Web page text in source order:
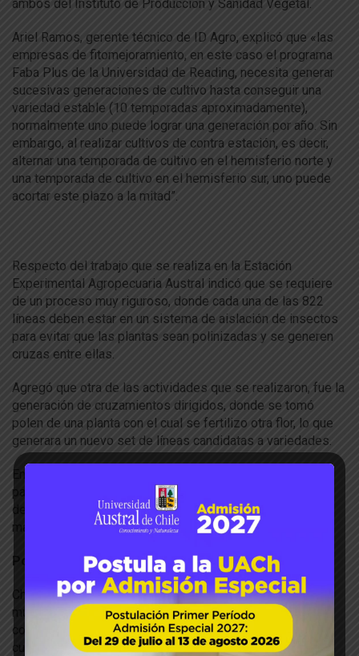
ambos del Instituto de Producción y Sanidad Vegetal.
Ariel Ramos, gerente técnico de ID Agro, explicó que «las
empresas de fitomejoramiento, en este caso el programa
Faba Plus de la Universidad de Reading, necesita generar
sucesivas generaciones de cultivo hasta conseguir una
variedad estable (10 temporadas aproximadamente),
normalmente uno puede lograr una generación por año. Sin
embargo, al realizar cultivos de contra estación, es decir,
alternar una temporada de cultivo en el hemisferio norte y
una temporada de cultivo en el hemisferio sur, uno puede
acortar este plazo a la mitad”.
Respecto del trabajo que se realiza en la Estación
Experimental Agropecuaria Austral indicó que se requiere
de un proceso muy riguroso, donde cada una de las 822
líneas deben estar en un sistema de aislación de insectos
para evitar que las plantas sean polinizadas y se generen
cruzas entre ellas.
Agregó que otra de las actividades que se realizaron, fue la
generación de cruzamientos dirigidos, donde se tomó
polen de una planta con el cual se fertilizo otra flor, lo que
generara un nuevo set de líneas candidatas a variedades.
para importar las semillas, las que fueron sembradas el 8
de octubre. Se tiene prevista su cosecha a inicios de
marzo.
Potencia mundial
Chile es una potencia mundial en los servicios de
multiplicación de contra estación, tanto con Europa, como
con Norteamérica, debido a la posibilidad de sembrar
cuando el hemisferio norte está en invierno, dando como